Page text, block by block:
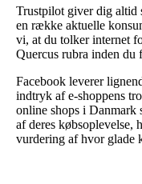
Trustpilot giver dig altid
en række aktuelle
vi, at du tolker internet
Quercus rubra inden
Facebook leverer
indtryk af e-shoppens
online shops i Danmark
af deres købsoplevelse,
vurdering af hvor glade